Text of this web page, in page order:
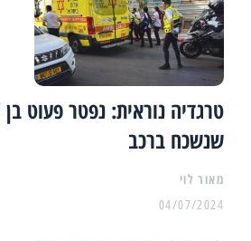
שנשכח ברכב
מאור לוי
04/07/2024